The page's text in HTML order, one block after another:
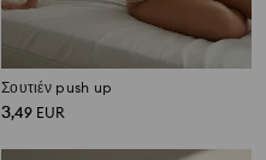
Σουτιέν push up
3,49 EUR